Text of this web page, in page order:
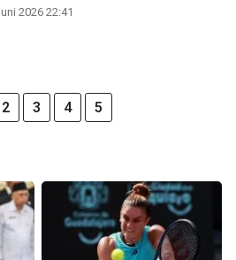
2026 22:41
2 3 4 5